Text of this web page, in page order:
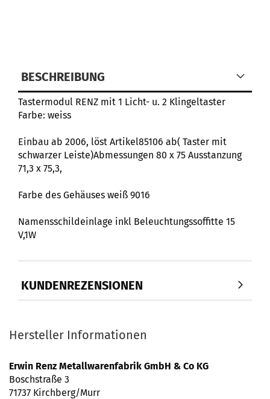
BESCHREIBUNG
Tastermodul RENZ mit 1 Licht- u. 2 Klingeltaster
Farbe: weiss
Einbau ab 2006, löst Artikel85106 ab( Taster mit
schwarzer Leiste)Abmessungen 80 x 75 Ausstanzung
71,3 x 75,3,
Farbe des Gehäuses weiß 9016
Namensschildeinlage inkl Beleuchtungssoffitte 15
V,1W
KUNDENREZENSIONEN
Hersteller Informationen
Erwin Renz Metallwarenfabrik GmbH & Co KG
Boschstraße 3
71737 Kirchberg/Murr